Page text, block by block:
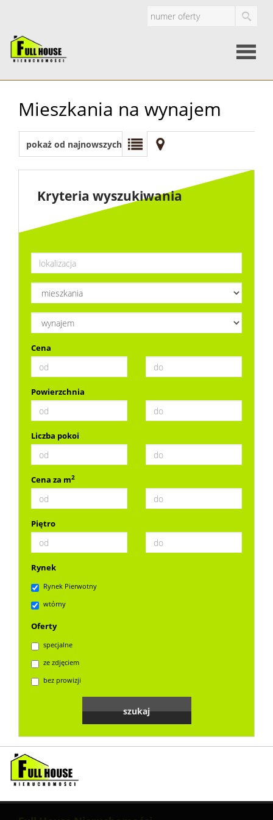
O
firmie
Oferty
Dzialki
Mieszkania na wynajem
pokaż od najnowszych
Kryteria wyszukiwania
Cena
Powierzchnia
Liczba pokoi
Cena za m2
Piętro
Rynek
Rynek Pierwotny
wtórny
Oferty
specjalne
ze zdjęciem
bez prowizji